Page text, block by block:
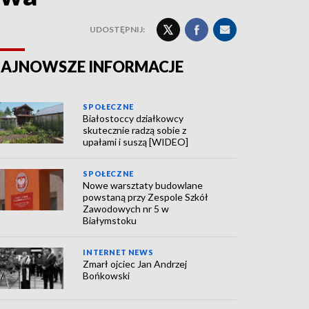
UDOSTĘPNIJ:
INFORMACJE
SPOŁECZNE
Białostoccy działkowcy
skutecznie radzą sobie z
upałami i suszą [WIDEO]
SPOŁECZNE
Nowe warsztaty budowlane
powstaną przy Zespole Szkół
Zawodowych nr 5 w
Białymstoku
INTERNET NEWS
Zmarł ojciec Jan Andrzej
Bońkowski